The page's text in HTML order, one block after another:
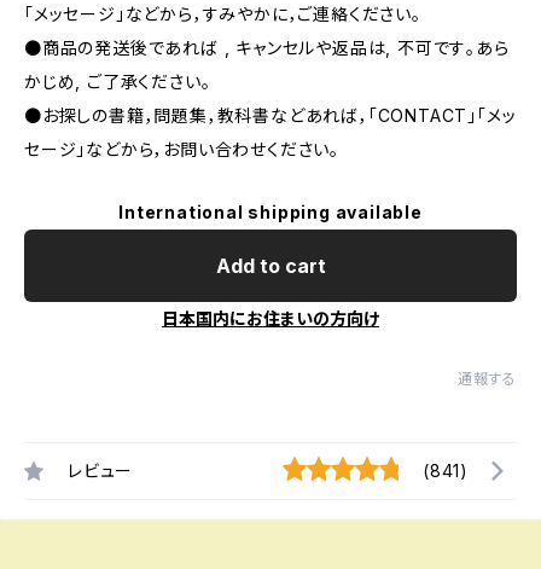
「メッセージ」などから，すみやかに，ご連絡ください。
●商品の発送後であれば , キャンセルや返品は, 不可です｡あら
かじめ, ご了承ください｡
●お探しの書籍，問題集，教科書などあれば，「CONTACT」「メッ
セージ」などから，お問い合わせください。
International shipping available
Add to cart
日本国内にお住まいの方向け
通報する
レビュー (841)